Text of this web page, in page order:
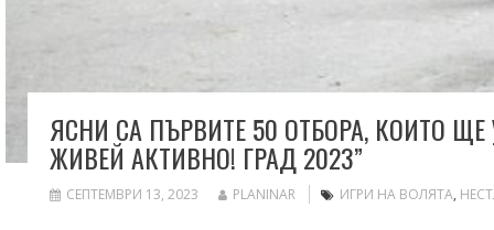
ЯСНИ СА ПЪРВИТЕ 50 ОТБОРА, КОИТО
ЖИВЕЙ АКТИВНО! ГРАД 2023”
СЕПТЕМВРИ 13, 2023 PLANINAR ИГРИ НА ВОЛЯТА,